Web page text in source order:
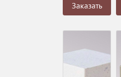
Заказать